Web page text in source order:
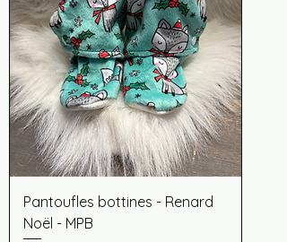
Pantoufles bottines - Renard
Noël - MPB